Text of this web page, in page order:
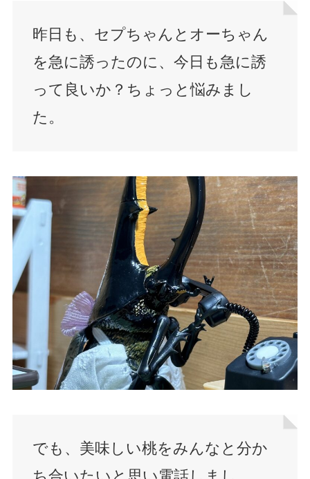
昨日も、セプちゃんとオーちゃん
を急に誘ったのに、今日も急に誘
って良いか？ちょっと悩みまし
た。
でも、美味しい桃をみんなと分か